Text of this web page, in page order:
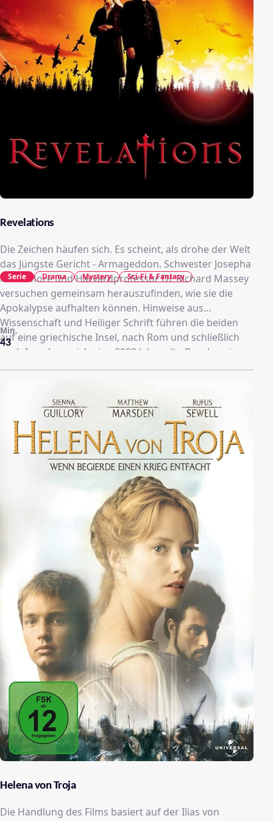
Revelations
Die Zeichen häufen sich. Es scheint, als drohe der Welt
das Jüngste Gericht - Armageddon. Schwester Josepha
Montafiore und Harvardprofessor Dr. Richard Massey
versuchen gemeinsam herauszufinden, wie sie die
Apokalypse aufhalten können. Hinweise aus
Wissenschaft und Heiliger Schrift führen die beiden
auf eine griechische Insel, nach Rom und schließlich
nach Israel, wo sich eine 2000 Jahre alte Prophezeiung
erfüllt. Die in großartigen Bildern erzählte Geschichte
Glauben basiert auf der Johannes-Offenbarung.
43
Min.
Serie Drama Mystery Sci-Fi & Fantasy
Helena von Troja
Die Handlung des Films basiert auf der Ilias von